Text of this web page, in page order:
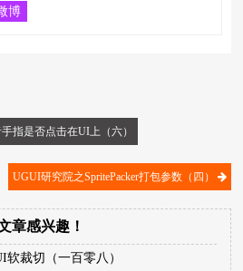
博
指是否点击在UI上（六）
UGUI研究院之SpritePacker打包参数（四）
章感兴趣！
裁切（一百零八）